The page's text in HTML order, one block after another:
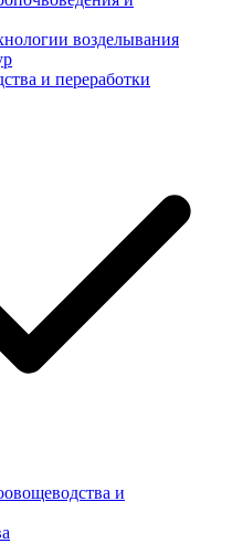
возделывания
и переработки
и